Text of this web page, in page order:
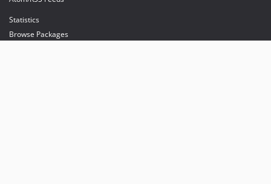
Statistics
Browse Packages